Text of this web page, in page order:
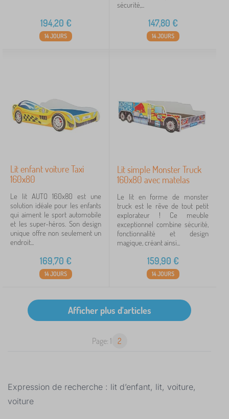
194,20 €
14 JOURS
sécurité,...
147,80 €
14 JOURS
Lit enfant voiture Taxi
160x80
Le lit AUTO 160x80 est une
solution idéale pour les enfants
qui aiment le sport automobile
et les super-héros. Son design
unique offre non seulement un
endroit...
169,70 €
14 JOURS
Lit simple Monster Truck
160x80 avec matelas
Le lit en forme de monster
truck est le rêve de tout petit
explorateur ! Ce meuble
exceptionnel combine sécurité,
fonctionnalité et design
magique, créant ainsi...
159,90 €
14 JOURS
Page: 1 2
Expression de recherche : lit d’enfant, lit, voiture,
voiture